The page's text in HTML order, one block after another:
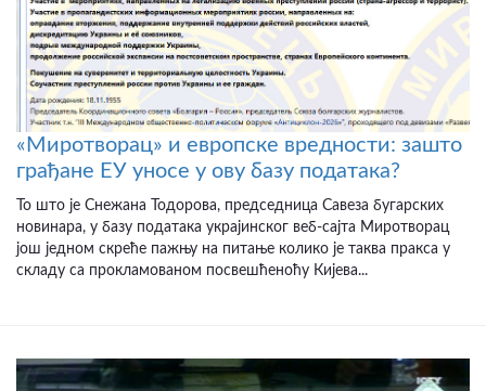
«Миротворац» и европске вредности: зашто
грађане ЕУ уносе у ову базу података?
То што је Снежана Тодорова, председница Савеза бугарских
новинара, у базу података украјинског веб-сајта Миротворац
још једном скреће пажњу на питање колико је таква пракса у
складу са прокламованом посвешћеноћу Кијева...